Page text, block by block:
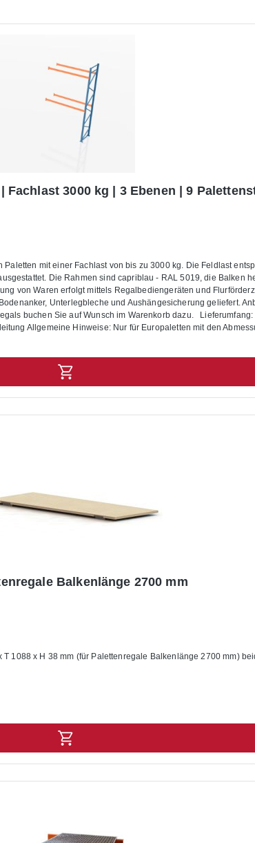
Fachlast 3000 kg | 3 Ebenen | 9
mit einer Fachlast von bis zu 3000 kg. Die Feldlast
Die Rahmen sind capriblau - RAL 5019, die Balken hellorange -
von Waren erfolgt mittels Regalbediengeräten und
Unterlegbleche und Aushängesicherung geliefert.
Lieferumfang: In der Lieferung des Palettenregals sind folgende Artikel
Allgemeine Hinweise: Nur für Europaletten mit den
von 1200 mm sowie für eine gleichmäßig verteilte Last. Die
Balkenlänge 2700 mm
für Palettenregal NEDCON Originalzubehör System NEDCON L 2680 x T 1088 x H 38 mm (für